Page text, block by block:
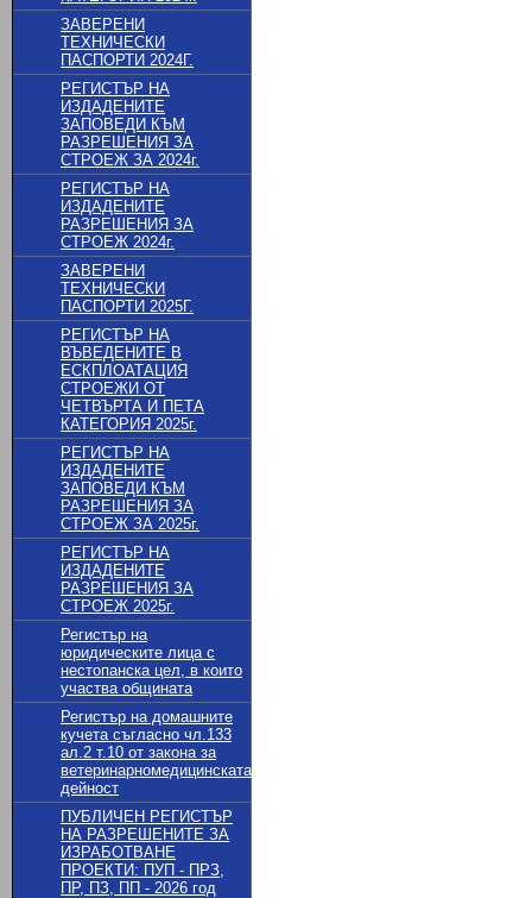
ЗАВЕРЕНИ
ТЕХНИЧЕСКИ
ПАСПОРТИ 2024Г.
РЕГИСТЪР НА
ИЗДАДЕНИТЕ
ЗАПОВЕДИ КЪМ
РАЗРЕШЕНИЯ ЗА
СТРОЕЖ ЗА 2024г.
РЕГИСТЪР НА
ИЗДАДЕНИТЕ
РАЗРЕШЕНИЯ ЗА
СТРОЕЖ 2024г.
ЗАВЕРЕНИ
ТЕХНИЧЕСКИ
ПАСПОРТИ 2025Г.
РЕГИСТЪР НА
ВЪВЕДЕНИТЕ В
ЕСКПЛОАТАЦИЯ
СТРОЕЖИ ОТ
ЧЕТВЪРТА И ПЕТА
КАТЕГОРИЯ 2025г.
РЕГИСТЪР НА
ИЗДАДЕНИТЕ
ЗАПОВЕДИ КЪМ
РАЗРЕШЕНИЯ ЗА
СТРОЕЖ ЗА 2025г.
РЕГИСТЪР НА
ИЗДАДЕНИТЕ
РАЗРЕШЕНИЯ ЗА
СТРОЕЖ 2025г.
Регистър на
юридическите лица с
нестопанска цел, в които
участва общината
Регистър на домашните
кучета съгласно чл.133
ал.2 т.10 от закона за
ветеринарномедицинската
дейност
ПУБЛИЧЕН РЕГИСТЪР
НА РАЗРЕШЕНИТЕ ЗА
ИЗРАБОТВАНЕ
ПРОЕКТИ: ПУП - ПРЗ,
ПР, ПЗ, ПП - 2026 год